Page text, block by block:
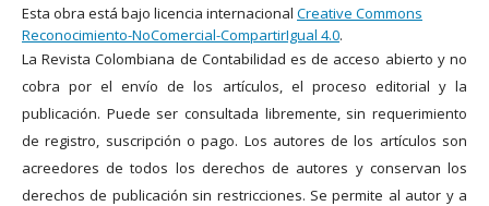
Esta obra está bajo licencia internacional Creative Commons
Reconocimiento-NoComercial-CompartirIgual 4.0.
La Revista Colombiana de Contabilidad es de acceso abierto y no
cobra por el envío de los artículos, el proceso editorial y la
publicación. Puede ser consultada libremente, sin requerimiento
de registro, suscripción o pago. Los autores de los artículos son
acreedores de todos los derechos de autores y conservan los
derechos de publicación sin restricciones. Se permite al autor y a